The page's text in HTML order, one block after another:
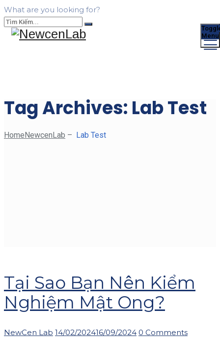
What are you looking for?
Menu
Tag Archives: Lab Test
Home NewcenLab – Lab Test
Tại Sao Bạn Nên Kiểm
Nghiệm Mật Ong?
Author
NewCen Lab Posted
14/02/202416/09/2024 0 Comments